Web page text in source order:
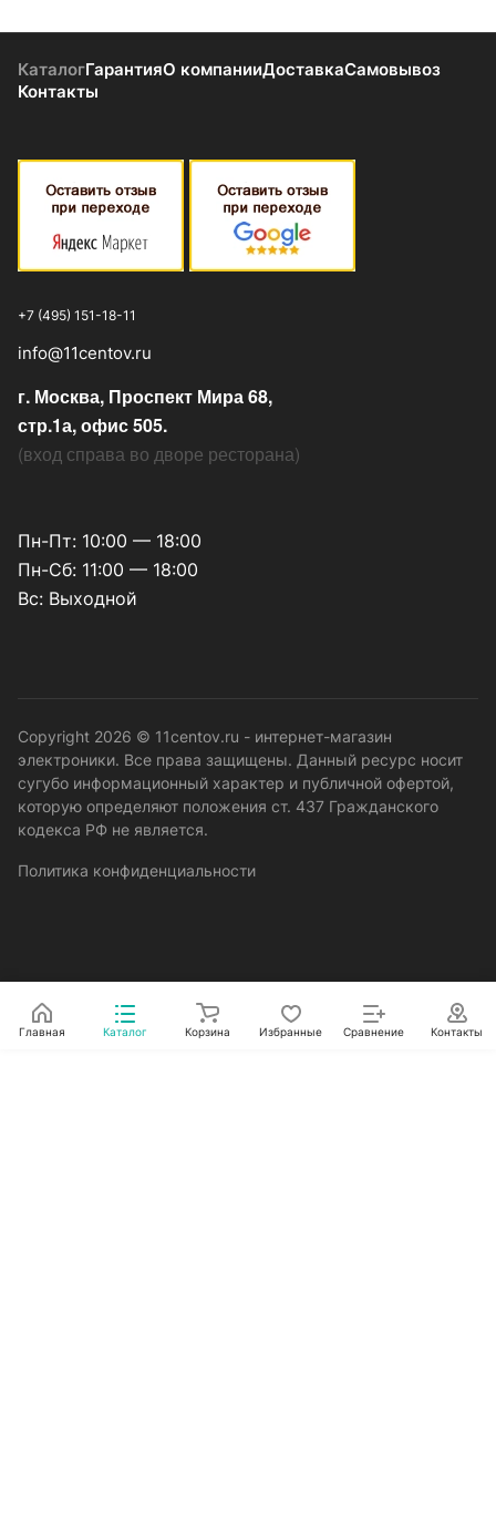
КаталогГарантияО компанииДоставкаСамовывоз
Контакты
+7 (495) 151-18-11
info@11centov.ru
г. Москва, Проспект Мира 68,
стр.1а, офис 505.
(вход справа во дворе ресторана)
Пн-Пт: 10:00 — 18:00
Пн-Сб: 11:00 — 18:00
Вс: Выходной
Copyright 2026 © 11centov.ru - интернет-магазин
электроники. Все права защищены. Данный ресурс носит
сугубо информационный характер и публичной офертой,
которую определяют положения ст. 437 Гражданского
кодекса РФ не является.
Политика конфиденциальности
Главная Каталог Корзина Избранные Сравнение Контакты